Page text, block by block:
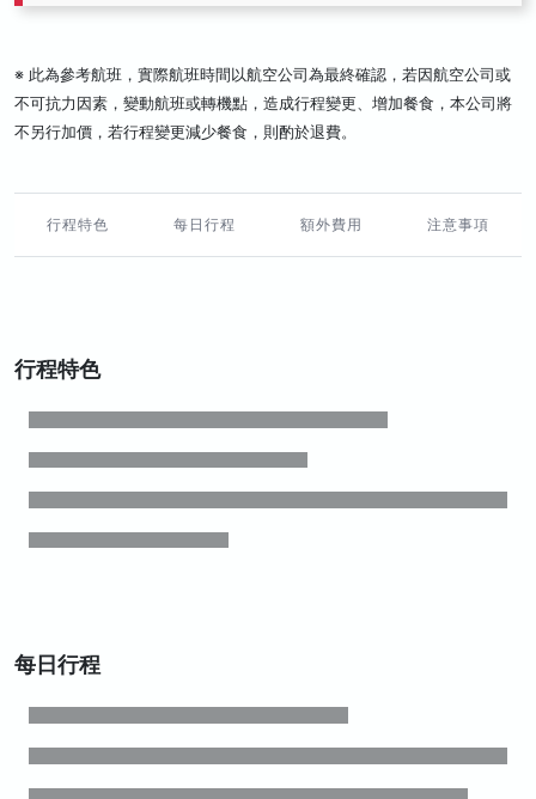
※ 此為參考航班，實際航班時間以航空公司為最終確認，若因航空公司或
不可抗力因素，變動航班或轉機點，造成行程變更、增加餐食，本公司將
不另行加價，若行程變更減少餐食，則酌於退費。
行程特色 每日行程 額外費用 注意事項
行程特色
每日行程